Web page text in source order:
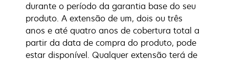
durante o período da garantia base do seu
produto. A extensão de um, dois ou três
anos e até quatro anos de cobertura total a
partir da data de compra do produto, pode
estar disponível. Qualquer extensão terá de